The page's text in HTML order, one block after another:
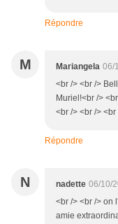
Répondre
M Mariangela 06/
<br /> <br />
Muriel!<br />
<br /> <br /> <br
Répondre
N nadette 06/10/
<br /> <br /> on
amie